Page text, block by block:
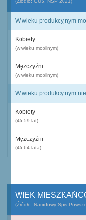
(Źródło: GUS, NSP 2021)
W wieku produkcyjnym
Kobiety
(w wieku mobilnym)
Mężczyźni
(w wieku mobilnym)
W wieku produkcyjnym
Kobiety
(45-59 lat)
Mężczyźni
(45-64 lata)
WIEK
(Źródło: Narodowy Spis